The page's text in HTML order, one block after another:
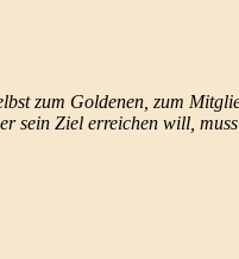
zum Goldenen, zum
sein Ziel erreichen will,